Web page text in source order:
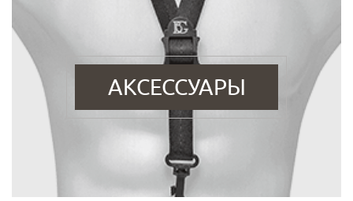
АКСЕССУАРЫ